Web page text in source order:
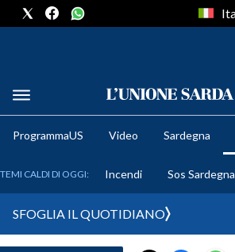
METEO
ProgrammaUS Video Sardegna
TEMI CALDI DI OGGI: Incendi Sos Sardegna
SFOGLIA IL QUOTIDIANO